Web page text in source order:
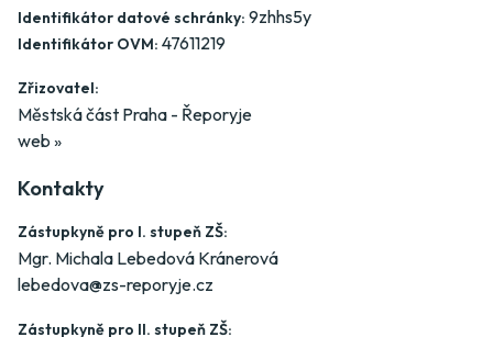
Identifikátor datové schránky: 9zhhs5y
Identifikátor OVM: 47611219
Zřizovatel:
Městská část Praha - Řeporyje
web »
Kontakty
Zástupkyně pro I. stupeň ZŠ:
Mgr. Michala Lebedová Kránerová
lebedova@zs-reporyje.cz
Zástupkyně pro II. stupeň ZŠ: